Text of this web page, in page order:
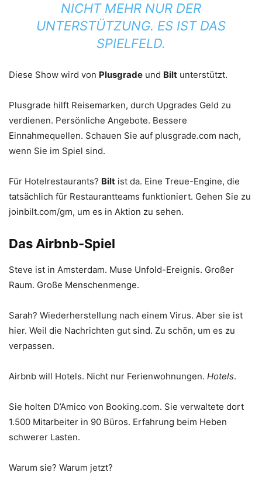
NICHT MEHR NUR DER
UNTERSTÜTZUNG. ES IST DAS
SPIELFELD.
Diese Show wird von Plusgrade und Bilt unterstützt.
Plusgrade hilft Reisemarken, durch Upgrades Geld zu
verdienen. Persönliche Angebote. Bessere
Einnahmequellen. Schauen Sie auf plusgrade.com nach,
wenn Sie im Spiel sind.
Für Hotelrestaurants? Bilt ist da. Eine Treue-Engine, die
tatsächlich für Restaurantteams funktioniert. Gehen Sie zu
joinbilt.com/gm, um es in Aktion zu sehen.
Das Airbnb-Spiel
Steve ist in Amsterdam. Muse Unfold-Ereignis. Großer
Raum. Große Menschenmenge.
Sarah? Wiederherstellung nach einem Virus. Aber sie ist
hier. Weil die Nachrichten gut sind. Zu schön, um es zu
verpassen.
Airbnb will Hotels. Nicht nur Ferienwohnungen. Hotels.
Sie holten D’Amico von Booking.com. Sie verwaltete dort
1.500 Mitarbeiter in 90 Büros. Erfahrung beim Heben
schwerer Lasten.
Warum sie? Warum jetzt?